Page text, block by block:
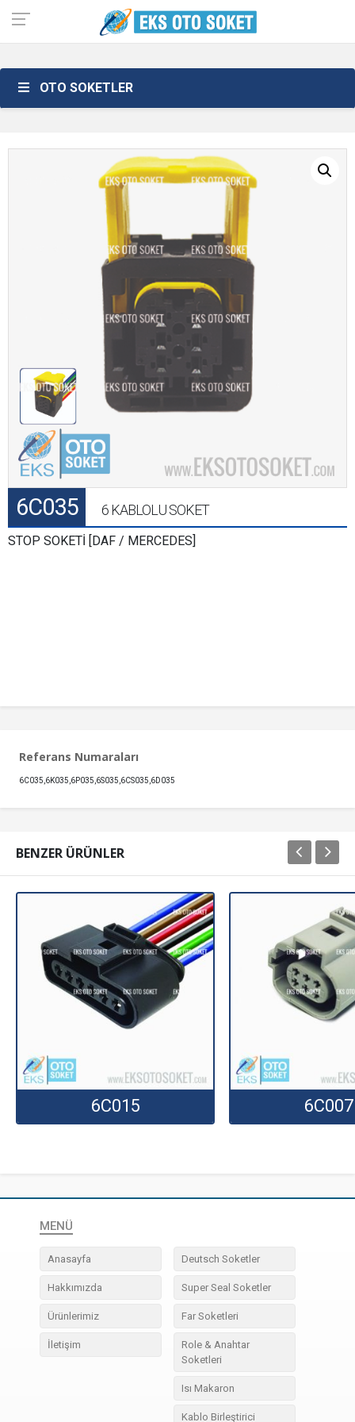
OTO SOKETLER
6C035 6 KABLOLU SOKET
STOP SOKETİ [DAF / MERCEDES]
Referans Numaraları
6C035,6K035,6P035,6S035,6CS035,6D035
BENZER ÜRÜNLER
6C015 6C007
MENÜ
Anasayfa
Hakkımızda
Ürünlerimiz
İletişim
Deutsch Soketler
Super Seal Soketler
Far Soketleri
Role & Anahtar
Soketleri
Isı Makaron
Kablo Birleştirici